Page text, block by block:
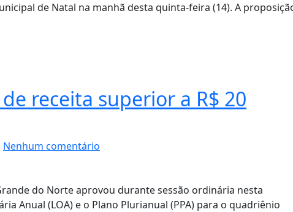
de Natal na manhã desta quinta-feira (14). A
receita superior a R$ 20
Nenhum comentário
do Norte aprovou durante sessão ordinária nesta
Anual (LOA) e o Plano Plurianual (PPA) para o quadriênio